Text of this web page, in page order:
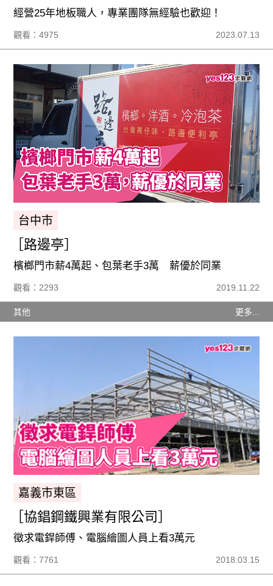
經營25年地板職人，專業團隊無經驗也歡迎！
觀看：4975 2023.07.13
台中市
［路邊亭］
檳榔門市薪4萬起、包葉老手3萬 薪優於同業
觀看：2293 2019.11.22
其他 更多...
嘉義市東區
［協錩鋼鐵興業有限公司］
徵求電銲師傅、電腦繪圖人員上看3萬元
觀看：7761 2018.03.15